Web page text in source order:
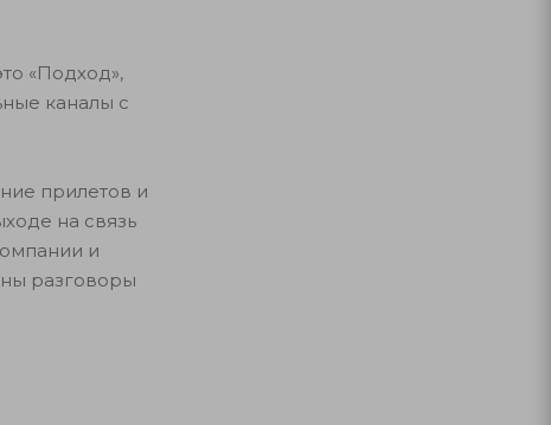
«Подход»,
каналы с
прилетов и
на связь
и
разговоры